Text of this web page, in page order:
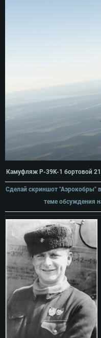
Камуфляж P-39K-1 бортовой
Сделай скриншот "Аэрокобры"
теме обсуждения